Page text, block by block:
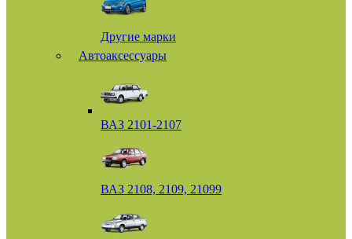
Другие марки
Автоаксессуары
ВАЗ 2101-2107
ВАЗ 2108, 2109, 21099